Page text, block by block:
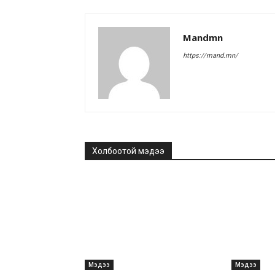
Mandmn
https://mand.mn/
Холбоотой мэдээ
Мэдээ Мэдээ